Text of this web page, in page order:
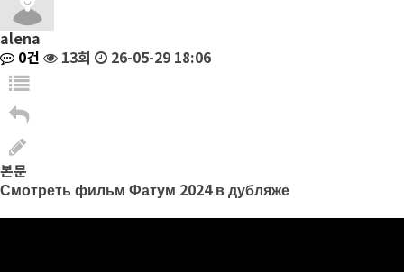
alena
0건
13회 26-05-29 18:06
본문
Смотреть фильм Фатум 2024 в дубляже